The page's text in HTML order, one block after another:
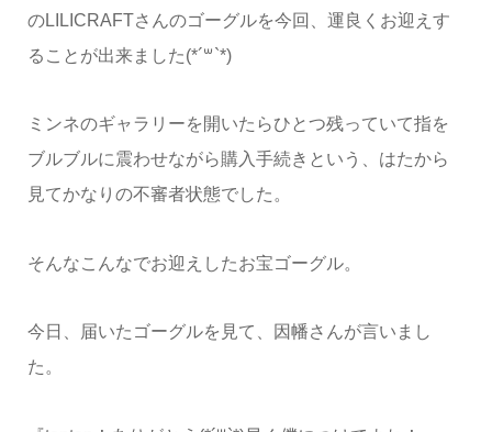
のLILICRAFTさんのゴーグルを今回、運良くお迎えす
ることが出来ました(*´꒳`*)
ミンネのギャラリーを開いたらひとつ残っていて指を
ブルブルに震わせながら購入手続きという、はたから
見てかなりの不審者状態でした。
そんなこんなでお迎えしたお宝ゴーグル。
今日、届いたゴーグルを見て、因幡さんが言いまし
た。